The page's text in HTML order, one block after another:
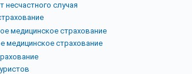
несчастного случая
медицинское страхование
медицинское страхование